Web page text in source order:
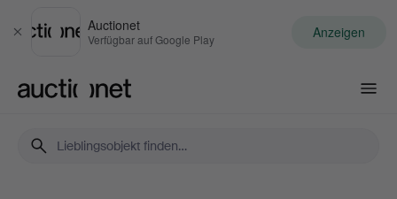
Schließen
Auctionet
Verfügbar auf Google Play Anzeigen